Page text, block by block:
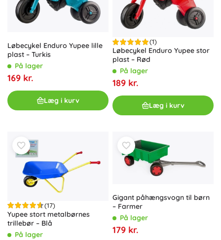
Løbecykel Enduro Yupee lille
plast – Turkis
På lager
169 kr.
Læg i kurv
(1)
Løbecykel Enduro Yupee stor
plast – Rød
På lager
189 kr.
Læg i kurv
(17)
Yupee stort metalbørnes
trillebør – Blå
På lager
Gigant påhængsvogn til børn
– Farmer
På lager
179 kr.